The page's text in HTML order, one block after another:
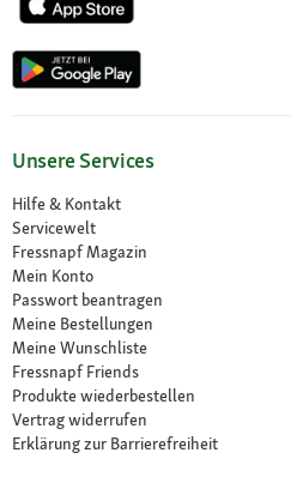
Unsere Services
Hilfe & Kontakt
Servicewelt
Fressnapf Magazin
Mein Konto
Passwort beantragen
Meine Bestellungen
Meine Wunschliste
Fressnapf Friends
Produkte wiederbestellen
Vertrag widerrufen
Erklärung zur Barrierefreiheit